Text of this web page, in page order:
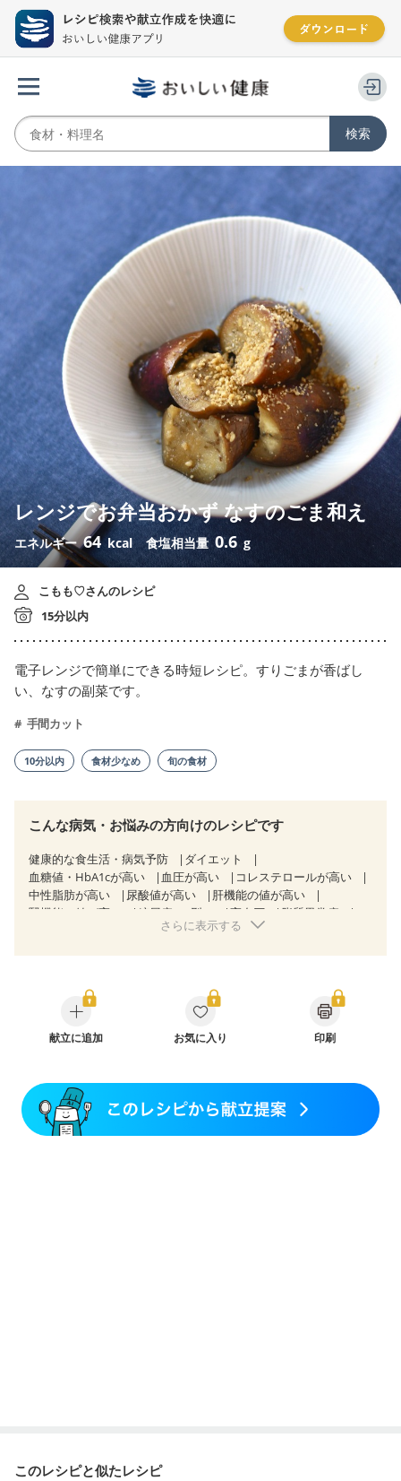
レンジでお弁当おかず なすのごま和え
エネルギー64 kcal 食塩相当量0.6 g
こもも♡さんのレシピ
15分以内
電子レンジで簡単にできる時短レシピ。すりごまが香ばし
い、なすの副菜です。
手間カット
10分以内 食材少なめ 旬の食材
こんな病気・お悩みの方向けのレシピです
健康的な食生活・病気予防
ダイエット
血糖値・HbA1cが高い
血圧が高い
コレステロールが高い
中性脂肪が高い
尿酸値が高い
肝機能の値が高い
腎機能の値が高い
糖尿病（2型） 高血圧
脂質異常症
狭心症 心筋梗塞
慢性便秘症
潰瘍性大腸炎（寛解期）
クローン病（寛解期）
過敏性腸症候群（IBS）
睡眠時無呼吸症候群
糖尿病性腎症（第１期）
CKD（ステージ３a）
乳がん（抗がん剤治療中）
乳がん（ホルモン療法中）
乳がん（放射線治療中）
さらに表示する
献立に追加 お気に入り 印刷
このレシピと似たレシピ